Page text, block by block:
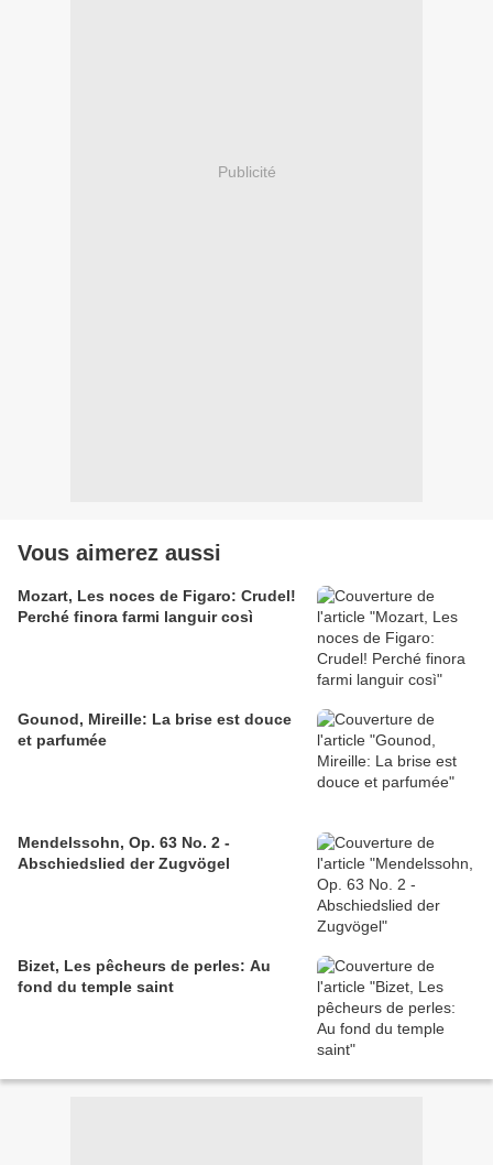
Publicité
Vous aimerez aussi
Mozart, Les noces de Figaro: Crudel!
Perché finora farmi languir così
Gounod, Mireille: La brise est douce
et parfumée
Mendelssohn, Op. 63 No. 2 -
Abschiedslied der Zugvögel
Bizet, Les pêcheurs de perles: Au
fond du temple saint